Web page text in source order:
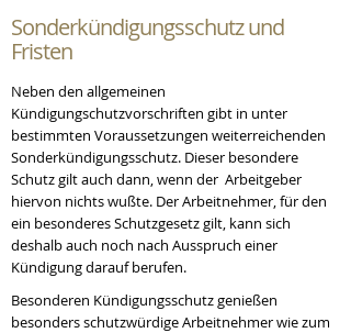
Sonderkündigungsschutzund
Fristen
Neben den allgemeinen
Kündigungschutzvorschriften gibt in unter
bestimmten Voraussetzungen weiterreichenden
Sonderkündigungsschutz. Dieser besondere
Schutz gilt auch dann, wenn der Arbeitgeber
hiervon nichts wußte. Der Arbeitnehmer, für den
ein besonderes Schutzgesetz gilt, kann sich
deshalb auch noch nach Ausspruch einer
Kündigung darauf berufen.
Besonderen Kündigungsschutz genießen
besonders schutzwürdige Arbeitnehmer wie zum